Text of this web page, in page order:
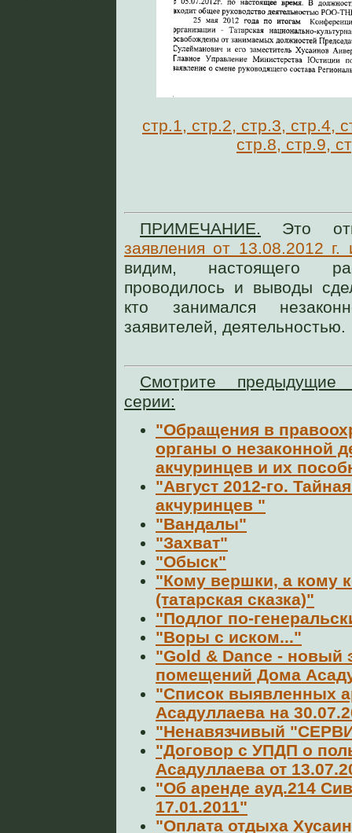
стр.1, стр.2, стр.3, стр.4,
стр.8, стр.9,
ПРИМЕЧАНИЕ. Это
заявления от 13.08.2012 г.
видим, настоящего
проводилось и выводы
кто занимался
заявителей, деятельностью.
Смотрите
серии:
"Обращения в
органы о незаконной
акчуринцев и их
"Август 2012-го.
акчуринцев "
"Вандалы"
"Захват"
"Обыск"
"Кому вершки, а кому
(татарская сказка)"
"Подлог по-
"Воры с иском..."
"Gold & Dance - новый
помещений Дома
"Список выявленных
Асадуллаева на
"Ненавязчивый
"Договор c УПДП о
Асадуллаева от
"Об аренде ауд.214
17.01.2011"
"Оплата отдыха